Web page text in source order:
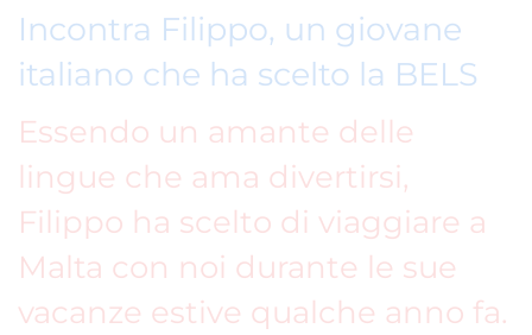
Incontra Filippo, un giovane
italiano che ha scelto la BELS
Essendo un amante delle
lingue che ama divertirsi,
Filippo ha scelto di viaggiare a
Malta con noi durante le sue
vacanze estive qualche anno fa.